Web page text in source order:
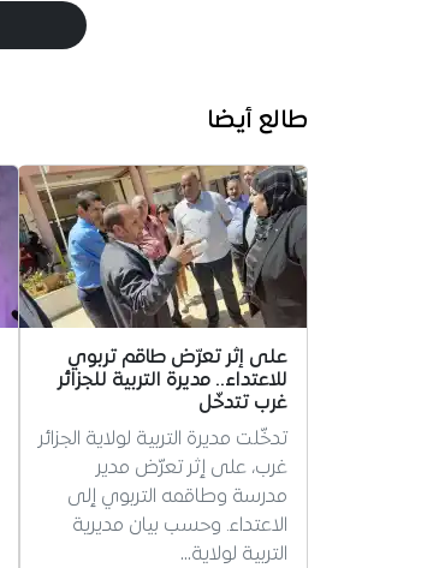
طالع أيضا
على إثر تعرّض طاقم تربوي
للاعتداء.. مديرة التربية للجزائر
غرب تتدخّل
تدخّلت مديرة التربية لولاية الجزائر
غرب، على إثر تعرّض مدير
مدرسة وطاقمه التربوي إلى
الاعتداء. وحسب بيان مديرية
التربية لولاية…